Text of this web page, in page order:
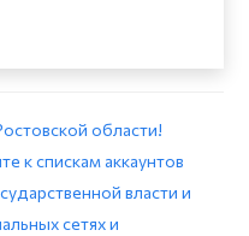
области!
к спискам аккаунтов
власти и
сетях и